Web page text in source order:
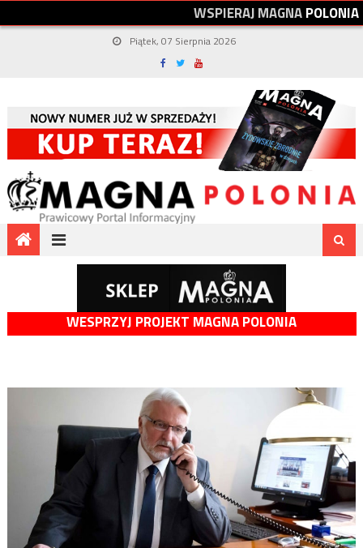
WSPIERAJMAGNAPOLONIA
Piątek, 07 Sierpnia 2026
WESPRZYJ PROJEKT MAGNA POLONIA